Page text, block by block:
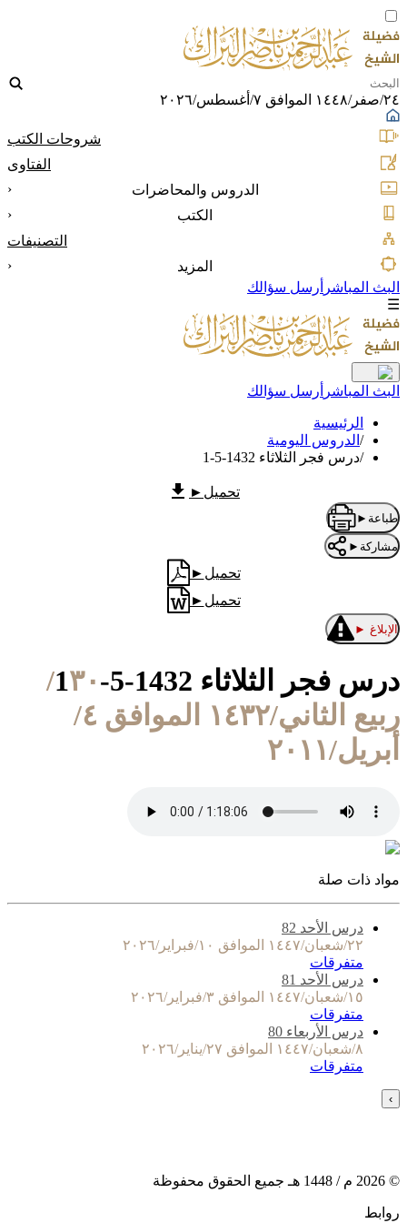
٢٤/صفر/١٤٤٨ الموافق ٧/أغسطس/٢٠٢٦
شروحات الكتب
الفتاوى
الدروس والمحاضرات
‹
الكتب
‹
التصنيفات
المزيد
‹
البث المباشر أرسل سؤالك
☰
البث المباشر أرسل سؤالك
الرئيسية
/ الدروس اليومية
/درس فجر الثلاثاء 1432-5-1
تحميل ►
طباعة ►
مشاركة ►
تحميل ►
تحميل ►
الإبلاغ ►
درس فجر الثلاثاء 1432-5-1
٣٠/
ربيع الثاني/١٤٣٢ الموافق ٤/
أبريل/٢٠١١
مواد ذات صلة
درس الأحد 82
٢٢/شعبان/١٤٤٧ الموافق ١٠/فبراير/٢٠٢٦
متفرقات
درس الأحد 81
١٥/شعبان/١٤٤٧ الموافق ٣/فبراير/٢٠٢٦
متفرقات
درس الأربعاء 80
٨/شعبان/١٤٤٧ الموافق ٢٧/يناير/٢٠٢٦
متفرقات
›
©
2026 م / 1448 هـ جميع الحقوق محفوظة
روابط